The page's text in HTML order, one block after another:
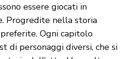
essere giocati in
Progredite nella storia
preferite. Ogni capitolo
di personaggi diversi, che si